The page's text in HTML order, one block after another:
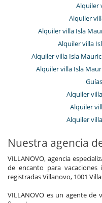
Alquiler
Alquiler
Alquiler villa Isla
Alquiler villa
Alquiler villa Isla
Alquiler villa Isla
Alquiler
Alquiler
Alquiler
Nuestra agencia
VILLANOVO, agencia
de encanto para
registradas Villanovo, 1001
VILLANOVO es un agente de